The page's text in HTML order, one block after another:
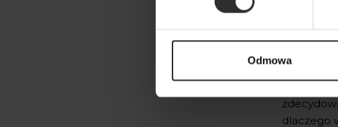
Odmowa
Wiele
fason,
on
dlaczego